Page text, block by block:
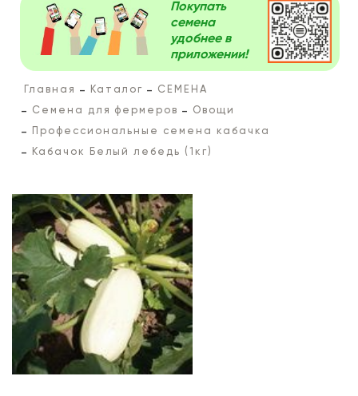
Покупать
семена
удобнее в
приложении!
Главная Каталог
СЕМЕНА
Семена для фермеров
Овощи
Профессиональные семена кабачка
Кабачок Белый лебедь (1кг)